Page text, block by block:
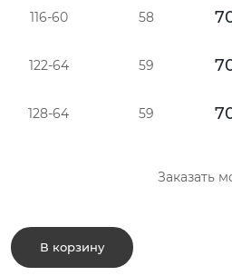
116-60 58
122-64 59
128-64 59
Заказать
В корзину